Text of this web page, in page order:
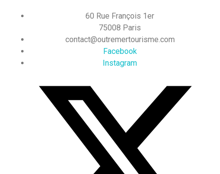
60 Rue François 1er
75008 Paris
contact@outremertourisme.com
Facebook
Instagram